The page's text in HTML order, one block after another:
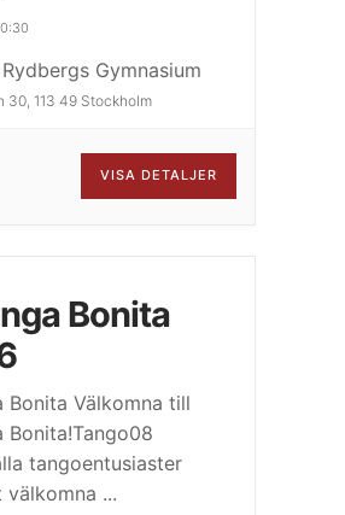
Gymnasium
30, 113 49 Stockholm
VISA DETALJER
Bonita
Bonita Välkomna till
Bonita!Tango08
tangoentusiaster
välkomna ...